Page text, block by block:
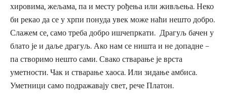
хировима, жељама, па и месту рођења или живљења. Неко
би рекао да се у хрпи понуда увек може наћи нешто добро.
Слажем се, само треба добро ишчепркати. Драгуљ бачен у
блато је и даље драгуљ. Ако нам се ништа и не допадне –
па створимо нешто сами. Свако стварање је врста
уметности. Чак и стварање хаоса. Или зидање амбиса.
Уметници само подражавају свет, рече Платон.